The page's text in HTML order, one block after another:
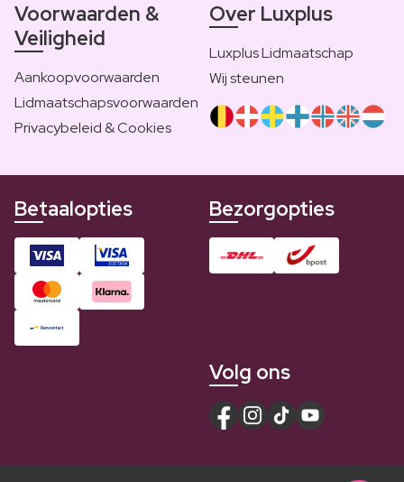
Voorwaarden &
Veiligheid
Aankoopvoorwaarden
Lidmaatschapsvoorwaarden
Privacybeleid & Cookies
Over Luxplus
Luxplus Lidmaatschap
Wij steunen
Betaalopties Bezorgopties
Volg ons